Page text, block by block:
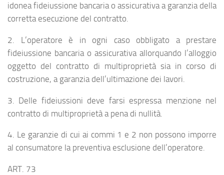
idonea fideiussione bancaria o assicurativa a garanzia della
corretta esecuzione del contratto.
2. L’operatore è in ogni caso obbligato a prestare
fideiussione bancaria o assicurativa allorquando l’alloggio
oggetto del contratto di multiproprietà sia in corso di
costruzione, a garanzia dell’ultimazione dei lavori.
3. Delle fideiussioni deve farsi espressa menzione nel
contratto di multiproprietà a pena di nullità.
4. Le garanzie di cui ai commi 1 e 2 non possono imporre
al consumatore la preventiva esclusione dell’operatore.
ART. 73